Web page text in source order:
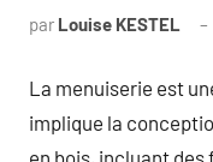
par Louise KESTEL
La menuiserie est
implique la
en bois, incluant